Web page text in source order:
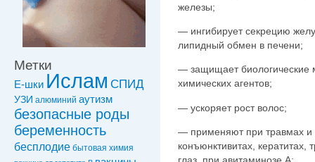
Метки
Е-шки Ислам СПИД
УЗИ алюминий аутизм
безопасные роды
беременность
бесплодие бытовая химия
железы;
— ингибирует секрецию
липидный обмен в печени;
— защищает биологические
химических агентов;
— ускоряет рост волос;
— применяют при травмах и
конъюнктивитах,